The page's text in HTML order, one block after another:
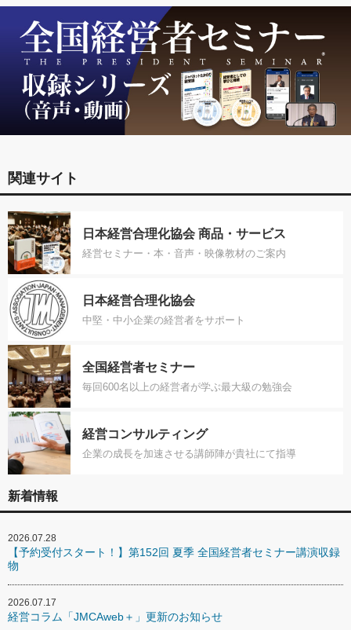
関連サイト
日本経営合理化協会 商品・サービス
経営セミナー・本・音声・映像教材のご案内
日本経営合理化協会
中堅・中小企業の経営者をサポート
全国経営者セミナー
毎回600名以上の経営者が学ぶ最大級の勉強会
経営コンサルティング
企業の成長を加速させる講師陣が貴社にて指導
新着情報
2026.07.28
【予約受付スタート！】第152回 夏季 全国経営者セミナー講演収録
物
2026.07.17
経営コラム「JMCAweb＋」更新のお知らせ